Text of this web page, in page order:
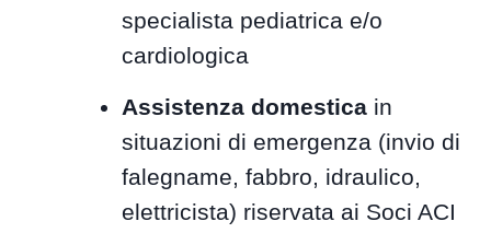
specialista pediatrica e/o
cardiologica
Assistenza domestica in
situazioni di emergenza (invio di
falegname, fabbro, idraulico,
elettricista) riservata ai Soci ACI